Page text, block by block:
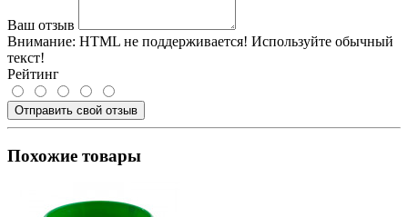
Ваш отзыв
Внимание: HTML не поддерживается! Используйте обычный
текст!
Рейтинг
Отправить свой отзыв
Похожие товары